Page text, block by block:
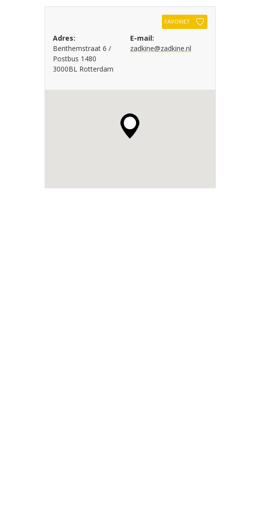
FAVORIET
Adres:
Benthemstraat 6 /
Postbus 1480
3000BL Rotterdam
E-mail:
zadkine@zadkine.nl